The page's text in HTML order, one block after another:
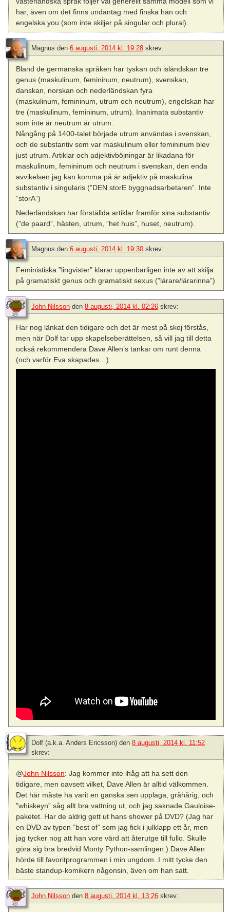
har, även om det finns undantag med finska hän och
engelska you (som inte skiljer på singular och plural).
Magnus den 6 augusti, 2014 kl. 19:28 skrev:
Bland de germanska språken har tyskan och isländskan tre
genus (maskulinum, femininum, neutrum), svenskan,
danskan, norskan och nederländskan fyra
(maskulinum, femininum, utrum och neutrum), engelskan har
tre (maskulinum, femininum, utrum). Inanimata substantiv
som inte är neutrum är utrum.
Nångång på 1400-talet började utrum användas i svenskan,
och de substantiv som var maskulinum eller femininum blev
just utrum. Artiklar och adjektivböjningar är likadana för
maskulinum, femininum och neutrum i svenskan, den enda
avvikelsen jag kan komma på är adjektiv på maskulina
substantiv i singularis (”DEN storE byggnadsarbetaren”. Inte
”storA”)
Nederländskan har förställda artiklar framför sina substantiv
(”de paard”, hästen, utrum, ”het huis”, huset, neutrum).
Magnus den 6 augusti, 2014 kl. 19:30 skrev:
Feministiska ”lingvister” klarar uppenbarligen inte av att skilja
på gramatiskt genus och gramatiskt sexus (”lärare/lärarinna”)
John Nilsson den 8 augusti, 2014 kl. 02:26 skrev:
Har nog länkat den tidigare och det är mest på skoj förstås,
men när Dolf tar upp skapelseberättelsen, så vill jag till detta
också rekommendera Dave Allen’s tankar om runt denna
(och varför Eva skapades…):
Dolf (a.k.a. Anders Ericsson) den 8 augusti, 2014 kl. 11:52
skrev:
@John Nilsson: Jag kommer inte ihåg att ha sett den
tidigare, men oavsett vilket, Dave Allen är alltid välkommen.
Det här måste ha varit en ganska sen upplaga, gråhårig, och
”whiskeyn” såg allt bra vattning ut, och jag saknade Gauloise-
paketet. Har de aldrig gett ut hans shower på DVD? (Jag har
en DVD av typen ”best of” som jag fick i julklapp ett år, men
jag tycker nog att han vore värd att återutge till fullo. Skulle
göra sig bra bredvid Monty Python-samlingen.) Dave Allen
hörde till favoritprogrammen i min ungdom. I mitt tycke den
bäste standup-komikern någonsin, även om han satt.
John Nilsson den 8 augusti, 2014 kl. 13:26 skrev: